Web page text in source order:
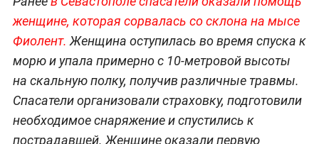
женщине, которая сорвалась со склона на мысе
Фиолент. Женщина оступилась во время спуска к
морю и упала примерно с 10-метровой высоты
на скальную полку, получив различные травмы.
Спасатели организовали страховку, подготовили
необходимое снаряжение и спустились к
пострадавшей. Женщине оказали первую